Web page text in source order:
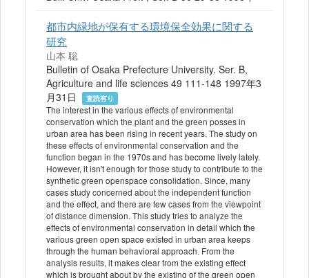
都市内緑地が保有する環境保全効果に関する
研究
山本 聡
Bulletin of Osaka Prefecture University. Ser. B,
Agriculture and life sciences 49 111-148 1997年3
月31日
査読有り
The interest in the various effects of environmental
conservation which the plant and the green posses in
urban area has been rising in recent years. The study on
these effects of environmental conservation and the
function began in the 1970s and has become lively lately.
However, it isn't enough for those study to contribute to the
synthetic green openspace consolidation. Since, many
cases study concerned about the independent function
and the effect, and there are few cases from the viewpoint
of distance dimension. This study tries to analyze the
effects of environmental conservation in detail which the
various green open space existed in urban area keeps
through the human behavioral approach. From the
analysis results, it makes clear from the existing effect
which is brought about by the existing of the green open